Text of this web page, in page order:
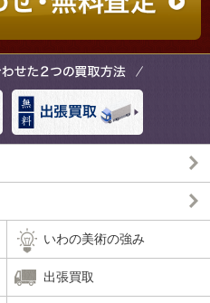
いわの美術の強み
出張買取